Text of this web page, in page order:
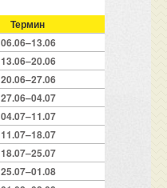
Термин
06.06–13.06
13.06–20.06
20.06–27.06
27.06–04.07
04.07–11.07
11.07–18.07
18.07–25.07
25.07–01.08